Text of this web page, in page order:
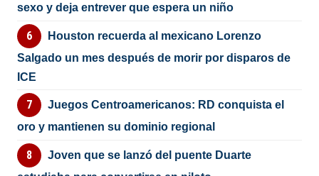
sexo y deja entrever que espera un niño
Houston recuerda al mexicano Lorenzo
Salgado un mes después de morir por disparos de
ICE
Juegos Centroamericanos: RD conquista el
oro y mantienen su dominio regional
Joven que se lanzó del puente Duarte